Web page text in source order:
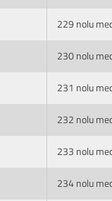
229 nolu
230 nolu
231 nolu
232 nolu
233 nolu
234 nolu